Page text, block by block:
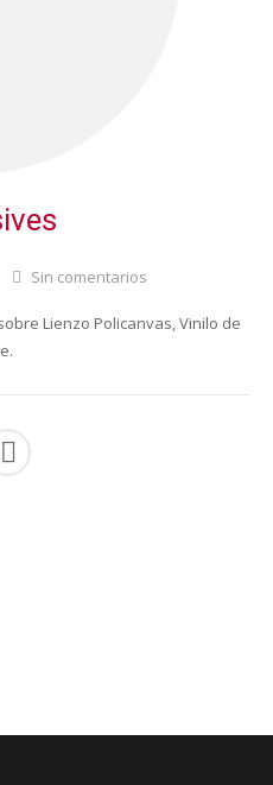
Sin comentarios
Lienzo Policanvas, Vinilo de